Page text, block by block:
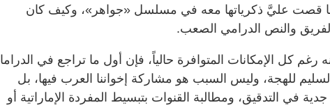
قصت عليَّ ذكرياتها معه في مسلسل «جواهر»، وكيف كان
الفريق والنص الدرامي الصعب.
رغم كل الإمكانات المتوافرة حالياً، فإن أول ما تراجع في الدراما
السليم للهجة، وليس السبب هو مشاركة إخواننا العرب فيها، بل
في التدقيق، ومطالبة القنوات بتبسيط المفردة الإماراتية أو